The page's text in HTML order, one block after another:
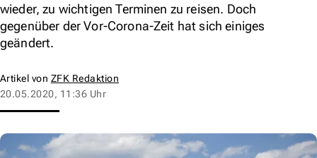
wieder, zu wichtigen Terminen zu reisen. Doch
gegenüber der Vor-Corona-Zeit hat sich einiges
geändert.
Artikel von ZFK Redaktion
20.05.2020, 11:36 Uhr